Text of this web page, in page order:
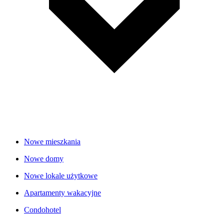
Nowe mieszkania
Nowe domy
Nowe lokale użytkowe
Apartamenty wakacyjne
Condohotel